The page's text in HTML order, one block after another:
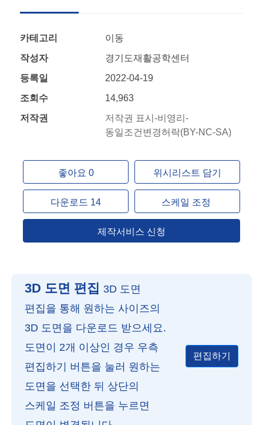
카테고리
이동
작성자
경기도재활공학센터
등록일
2022-04-19
조회수
14,963
저작권
저작권 표시-비영리-
동일조건변경허락(BY-NC-SA)
좋아요 0 위시리스트 담기
다운로드 14 스케일 조정
제작서비스 신청
3D 도면 편집 3D 도면
편집을 통해 원하는 사이즈의
3D 도면을 다운로드 받으세요.
도면이 2개 이상인 경우 우측
편집하기 버튼을 눌러 원하는
도면을 선택한 뒤 상단의
스케일 조정 버튼을 누르면
편집하기